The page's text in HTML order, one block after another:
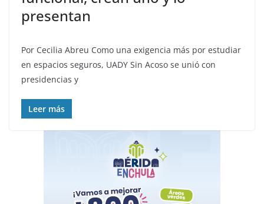
presentan
Por Cecilia Abreu Como una exigencia más por estudiar
en espacios seguros, UADY Sin Acoso se unió con
presidencias y
Leer más